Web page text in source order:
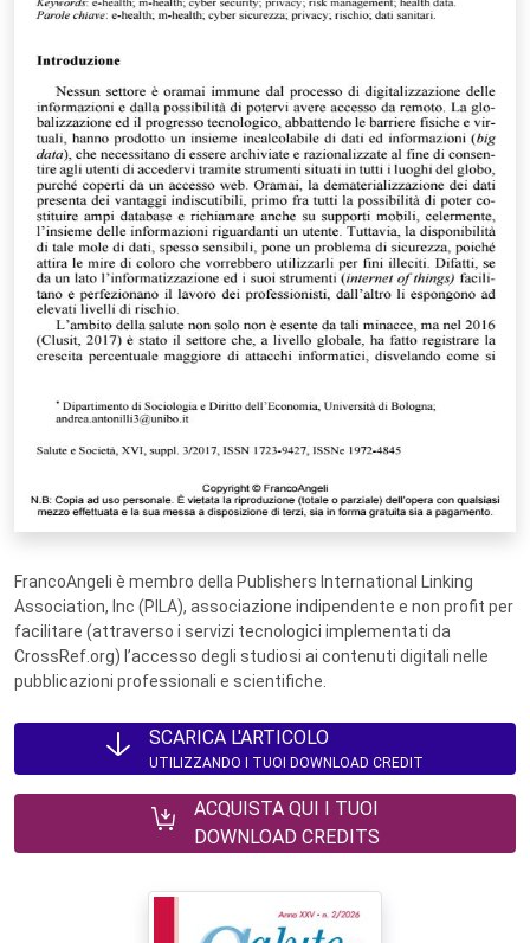
FrancoAngeli è membro della Publishers International Linking
Association, Inc (PILA), associazione indipendente e non profit per
facilitare (attraverso i servizi tecnologici implementati da
CrossRef.org) l’accesso degli studiosi ai contenuti digitali nelle
pubblicazioni professionali e scientifiche.
SCARICA L'ARTICOLO
UTILIZZANDO I TUOI DOWNLOAD CREDIT
ACQUISTA QUI I TUOI
DOWNLOAD CREDITS